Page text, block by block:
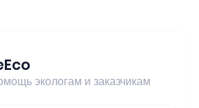
экологам и заказчикам